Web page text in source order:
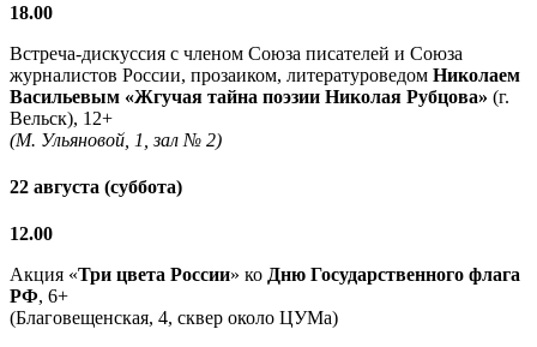
18.00
Встреча-дискуссия с членом Союза писателей и Союза
журналистов России, прозаиком, литературоведом Николаем
Васильевым «Жгучая тайна поэзии Николая Рубцова» (г.
Вельск), 12+
(М. Ульяновой, 1, зал № 2)
22 августа (суббота)
12.00
Акция «Три цвета России» ко Дню Государственного флага
РФ, 6+
(Благовещенская, 4, сквер около ЦУМа)